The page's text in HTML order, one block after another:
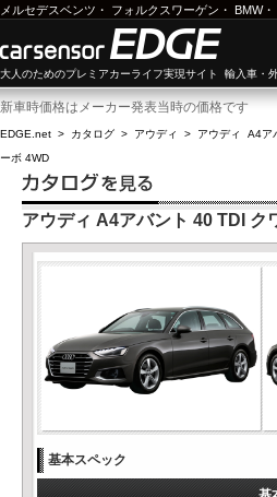
メルセデスベンツ ・ フォルクスワーゲン ・ BMW・
大人のためのプレミアカーライフ実現サイト 輸入車・
新車時価格はメーカー発表当時の価格です
EDGE.net > カタログ > アウディ > アウディ A4ア
ーボ 4WD
アウディ A4アバント 40 TDI ク
基本スペック